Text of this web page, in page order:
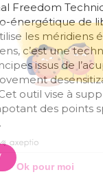
Freedom
énergétique de
les méridiens
c’est une
issus de
outil vise à
des points